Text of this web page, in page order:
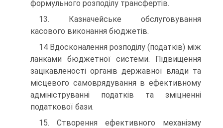
формульного розподілу трансфертів.
13. Казначейське обслуговування
касового виконання бюджетів.
14 Вдосконалення розподілу (податків) між
ланками бюджетної системи. Підвищення
зацікавленості органів державної влади та
місцевого самоврядування в ефективному
адмініструванні податків та зміцненні
податкової бази.
15. Створення ефективного механізму